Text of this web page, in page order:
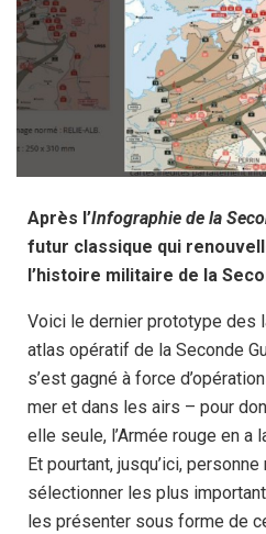
Après l’Infographie de la
futur classique qui
l’histoire militaire de la
Voici le dernier prototype des
atlas opératif de la Seconde
s’est gagné à force
mer et dans les airs – pour
elle seule, l’Armée rouge en a
Et pourtant, jusqu’ici, personne
sélectionner les plus
les présenter sous forme de